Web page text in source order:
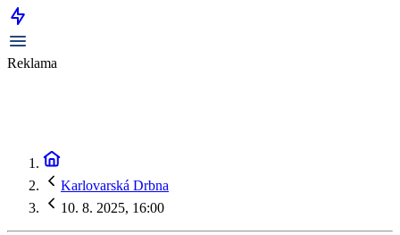
Reklama
Karlovarská Drbna
10. 8. 2025, 16:00